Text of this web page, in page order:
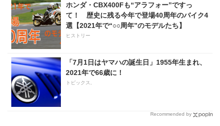
ホンダ・CBX400Fも“アラフォー”ですっ
て！ 歴史に残る今年で登場40周年のバイク4
選【2021年で“○○周年”のモデルたち】
ヒストリー
「7月1日はヤマハの誕生日」1955年生まれ、
2021年で66歳に！
トピックス,
Recommended by